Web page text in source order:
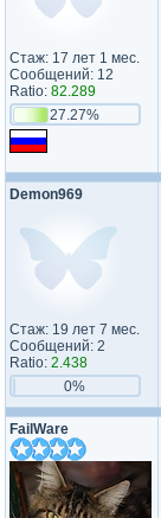
Стаж: 17 лет 1 мес.
Сообщений: 12
Ratio: 82.289
27.27%
Demon969
Стаж: 19 лет 7 мес.
Сообщений: 2
Ratio: 2.438
0%
FailWare